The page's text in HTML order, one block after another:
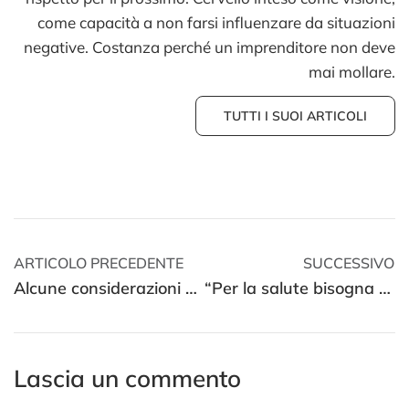
come capacità a non farsi influenzare da situazioni
negative. Costanza perché un imprenditore non deve
mai mollare.
TUTTI I SUOI ARTICOLI
ARTICOLO PRECEDENTE
Alcune considerazioni sullo smart working
SUCCESSIVO
“Per la salute bisogna chiudere tutto”? Attenzione, non sempre è così
Lascia un commento